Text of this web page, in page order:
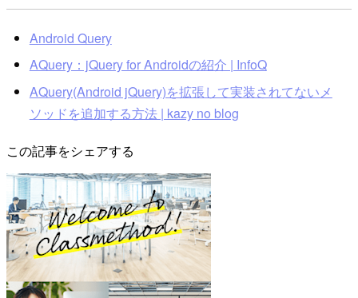
Android Query
AQuery：jQuery for Androidの紹介 | InfoQ
AQuery(Android jQuery)を拡張して実装されてないメ
ソッドを追加する方法 | kazy no blog
この記事をシェアする